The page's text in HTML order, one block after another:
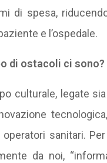
di spesa,
e l’ospedale.
di ostacoli ci sono?
culturale, legate
sanitari.
da noi,